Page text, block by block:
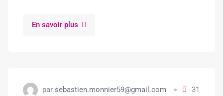
En savoir plus
par sebastien.monnier59@gmail.com
31